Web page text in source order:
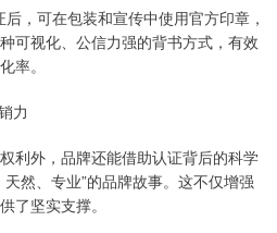
，可在包装和宣传中使用官方印章，
可视化、公信力强的背书方式，有效
率。
力
利外，品牌还能借助认证背后的科学
然、专业”的品牌故事。这不仅增强
了坚实支撑。